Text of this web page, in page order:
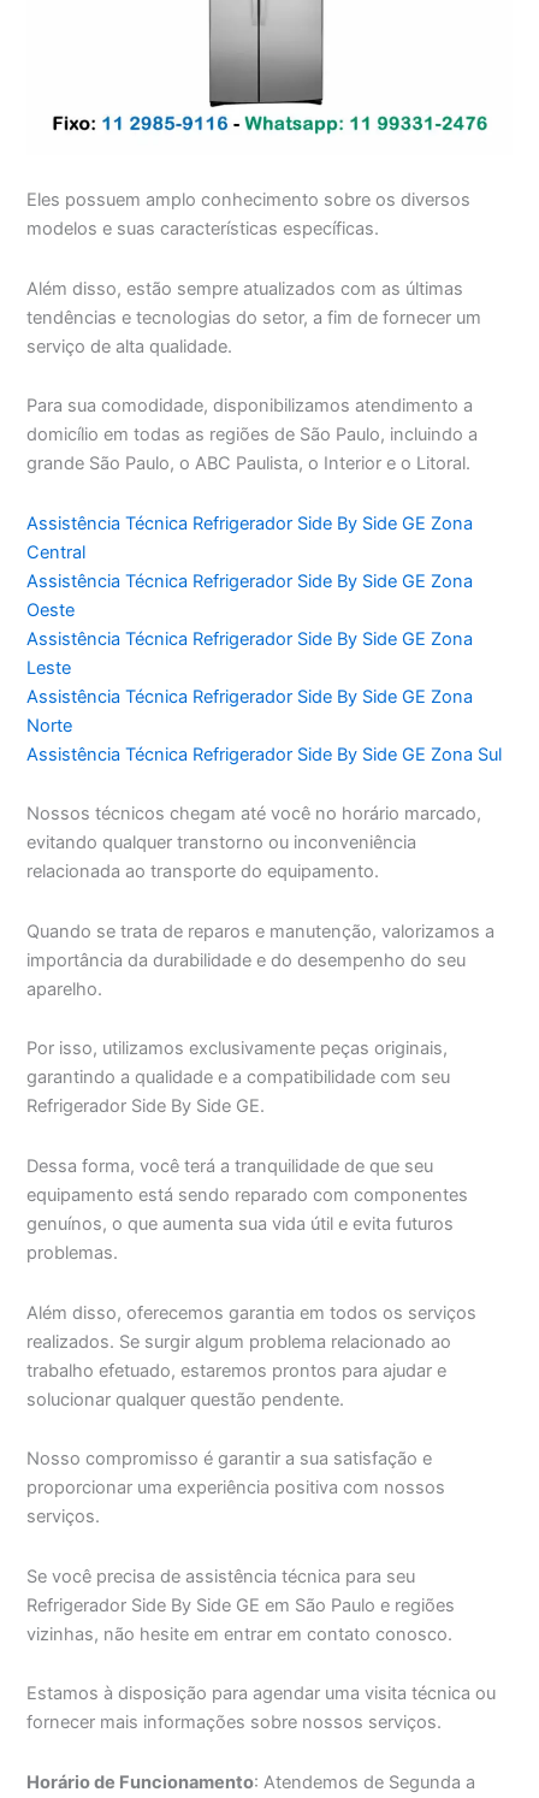
Eles possuem amplo conhecimento sobre os diversos
modelos e suas características específicas.
Além disso, estão sempre atualizados com as últimas
tendências e tecnologias do setor, a fim de fornecer um
serviço de alta qualidade.
Para sua comodidade, disponibilizamos atendimento a
domicílio em todas as regiões de São Paulo, incluindo a
grande São Paulo, o ABC Paulista, o Interior e o Litoral.
Assistência Técnica Refrigerador Side By Side GE Zona
Central
Assistência Técnica Refrigerador Side By Side GE Zona
Oeste
Assistência Técnica Refrigerador Side By Side GE Zona
Leste
Assistência Técnica Refrigerador Side By Side GE Zona
Norte
Assistência Técnica Refrigerador Side By Side GE Zona Sul
Nossos técnicos chegam até você no horário marcado,
evitando qualquer transtorno ou inconveniência
relacionada ao transporte do equipamento.
Quando se trata de reparos e manutenção, valorizamos a
importância da durabilidade e do desempenho do seu
aparelho.
Por isso, utilizamos exclusivamente peças originais,
garantindo a qualidade e a compatibilidade com seu
Refrigerador Side By Side GE.
Dessa forma, você terá a tranquilidade de que seu
equipamento está sendo reparado com componentes
genuínos, o que aumenta sua vida útil e evita futuros
problemas.
Além disso, oferecemos garantia em todos os serviços
realizados. Se surgir algum problema relacionado ao
trabalho efetuado, estaremos prontos para ajudar e
solucionar qualquer questão pendente.
Nosso compromisso é garantir a sua satisfação e
proporcionar uma experiência positiva com nossos
serviços.
Se você precisa de assistência técnica para seu
Refrigerador Side By Side GE em São Paulo e regiões
vizinhas, não hesite em entrar em contato conosco.
Estamos à disposição para agendar uma visita técnica ou
fornecer mais informações sobre nossos serviços.
Horário de Funcionamento: Atendemos de Segunda a